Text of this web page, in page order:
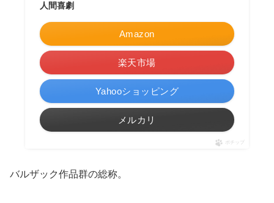
人間喜劇
Amazon
楽天市場
Yahooショッピング
メルカリ
ポチップ
バルザック作品群の総称。